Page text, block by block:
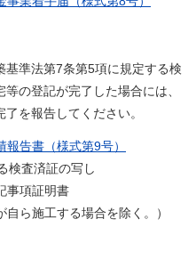
準法第7条第5項に規定する検
の登記が完了した場合には、
を報告してください。
告書（様式第9号）
検査済証の写し
事項証明書
ら施工する場合を除く。）